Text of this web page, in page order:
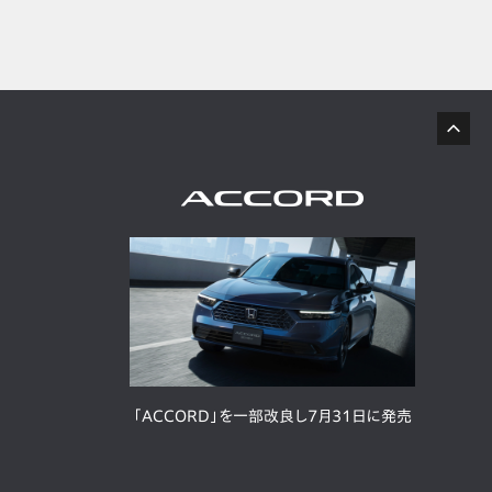
「ACCORD」を一部改良し7月31日に発売